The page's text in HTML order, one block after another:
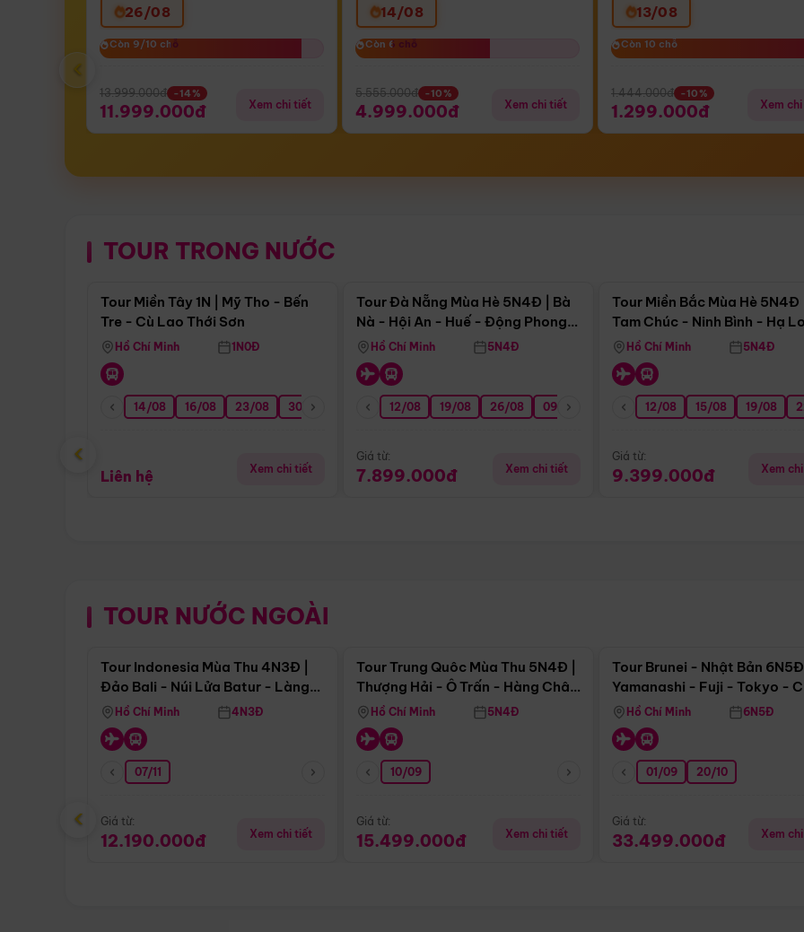
26/08
Còn 9/10 chỗ
Còn 9/10 chỗ
13.999.000đ -14%
11.999.000đ Xem chi tiết
14/08
Còn 6 chỗ
Còn 6 chỗ
5.555.000đ -10%
4.999.000đ Xem chi tiết
13/08
Còn 10 chỗ
Còn 10 chỗ
1.444.000đ -10%
1.299.000đ Xem
‹
TOUR TRONG NƯỚC
Điểm nổi bật
Tour Miền Tây 1N | Mỹ Tho - Bến
Tre - Cù Lao Thới Sơn
Hồ Chí Minh 1N0Đ
14/08 16/08 23/08 30/08 06/09 13/09 20/09 27/09
Liên hệ Xem chi tiết
Tour Đà Nẵng Mùa Hè 5N4Đ | Bà
Nà - Hội An - Huế - Động Phong
NhaHồ Chí Minh 5N4Đ
12/08 19/08 26/08 09/09 16/09 23/09 30/09 07/10
Giá từ:
7.899.000đ Xem chi tiết
Tour Miền Bắc Mùa Hè 5N4Đ |
Tam Chúc - Ninh Bình - Hạ
Hồ Chí Minh 5N4Đ
12/08 15/08 19/08
Giá từ:
9.399.000đ Xem
‹
TOUR NƯỚC NGOÀI
Điểm nổi bật
Tour Indonesia Mùa Thu 4N3Đ |
Đảo Bali - Núi Lửa Batur - Làng
Penglipuran
Hồ Chí Minh 4N3Đ
07/11
Giá từ:
12.190.000đ Xem chi tiết
Tour Trung Quôc Mùa Thu 5N4Đ |
Thượng Hải - Ô Trấn - Hàng Châu
(Tour Không Shopping)
Hồ Chí Minh 5N4Đ
10/09
Giá từ:
15.499.000đ Xem chi tiết
Tour Brunei - Nhật Bản 6N5Đ |
Yamanashi - Fuji - Tokyo -
- Freeday
Hồ Chí Minh 6N5Đ
01/09 20/10
Giá từ:
33.499.000đ Xem
‹